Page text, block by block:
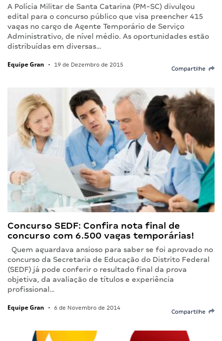
A Polícia Militar de Santa Catarina (PM-SC) divulgou
edital para o concurso público que visa preencher 415
vagas no cargo de Agente Temporário de Serviço
Administrativo, de nível médio. As oportunidades estão
distribuídas em diversas…
Equipe Gran • 19 de Dezembro de 2015
Compartilhe
Concurso SEDF: Confira nota final de
concurso com 6.500 vagas temporárias!
Quem aguardava ansioso para saber se foi aprovado no
concurso da Secretaria de Educação do Distrito Federal
(SEDF) já pode conferir o resultado final da prova
objetiva, da avaliação de títulos e experiência
profissional…
Equipe Gran • 6 de Novembro de 2014
Compartilhe